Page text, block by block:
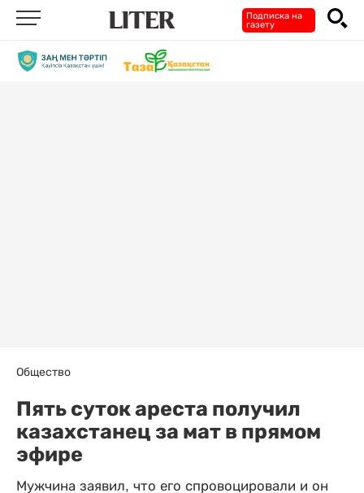
Подписка на
газету
Общество
Пять суток ареста получил
казахстанец за мат в прямом
эфире
Мужчина заявил, что его спровоцировали и он